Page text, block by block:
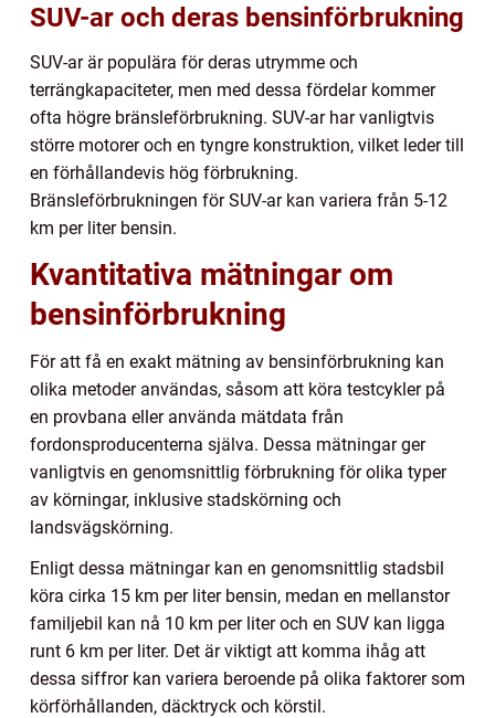
SUV-ar och deras bensinförbrukning
SUV-ar är populära för deras utrymme och
terrängkapaciteter, men med dessa fördelar kommer
ofta högre bränsleförbrukning. SUV-ar har vanligtvis
större motorer och en tyngre konstruktion, vilket leder till
en förhållandevis hög förbrukning.
Bränsleförbrukningen för SUV-ar kan variera från 5-12
km per liter bensin.
Kvantitativa mätningar om
bensinförbrukning
För att få en exakt mätning av bensinförbrukning kan
olika metoder användas, såsom att köra testcykler på
en provbana eller använda mätdata från
fordonsproducenterna själva. Dessa mätningar ger
vanligtvis en genomsnittlig förbrukning för olika typer
av körningar, inklusive stadskörning och
landsvägskörning.
Enligt dessa mätningar kan en genomsnittlig stadsbil
köra cirka 15 km per liter bensin, medan en mellanstor
familjebil kan nå 10 km per liter och en SUV kan ligga
runt 6 km per liter. Det är viktigt att komma ihåg att
dessa siffror kan variera beroende på olika faktorer som
körförhållanden, däcktryck och körstil.